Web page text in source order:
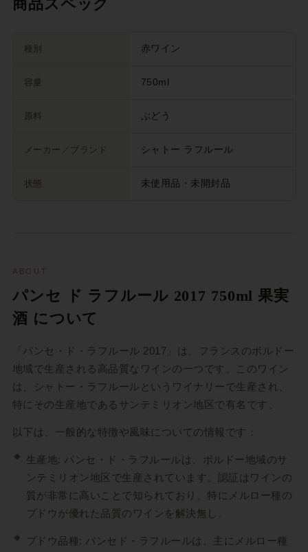
商品スペック
種別 赤ワイン
容量 750ml
原料 ぶどう
メーカー／ブランド シャトー ラフルール
状態 未使用品・未開封品
ABOUT
パンセ ド ラフルール 2017 750ml 果実
酒 について
「パンセ・ド・ラフルール 2017」は、フランスのボルドー
地域で生産される高品質なワインの一つです。このワイン
は、シャトー・ラフルールというワイナリーで生産され、
特にその生産地であるサンテミリオン地区で有名です。
以下は、一般的な特徴や風味についての情報です：
生産地: パンセ・ド・ラフルールは、ボルドー地域のサ
ンテミリオン地区で生産されています。認証はワインの
質が非常に高いことで知られており、特にメルロー種の
ブドウが優れた品質のワインを解決無し。
ブドウ品種: パンセド・ラフルールは、主にメルロー種